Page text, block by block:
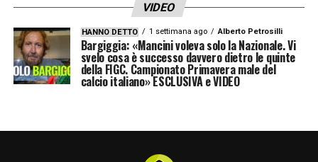
VIDEO
HANNO DETTO 1 settimana ago Alberto Petrosilli
Bargiggia: «Mancini voleva solo la Nazionale. Vi
svelo cosa è successo davvero dietro le quinte
della FIGC. Campionato Primavera male del
calcio italiano» ESCLUSIVA e VIDEO